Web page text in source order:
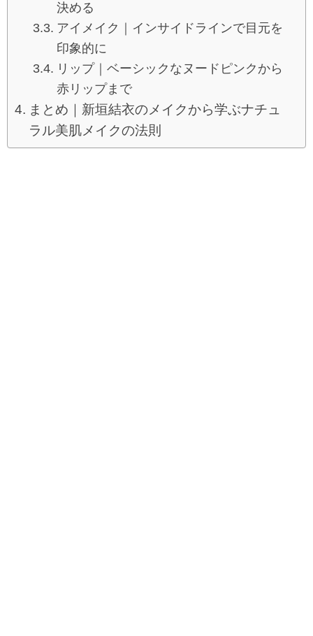
決める
アイメイク｜インサイドラインで目元を
印象的に
リップ｜ベーシックなヌードピンクから
赤リップまで
まとめ｜新垣結衣のメイクから学ぶナチュ
ラル美肌メイクの法則